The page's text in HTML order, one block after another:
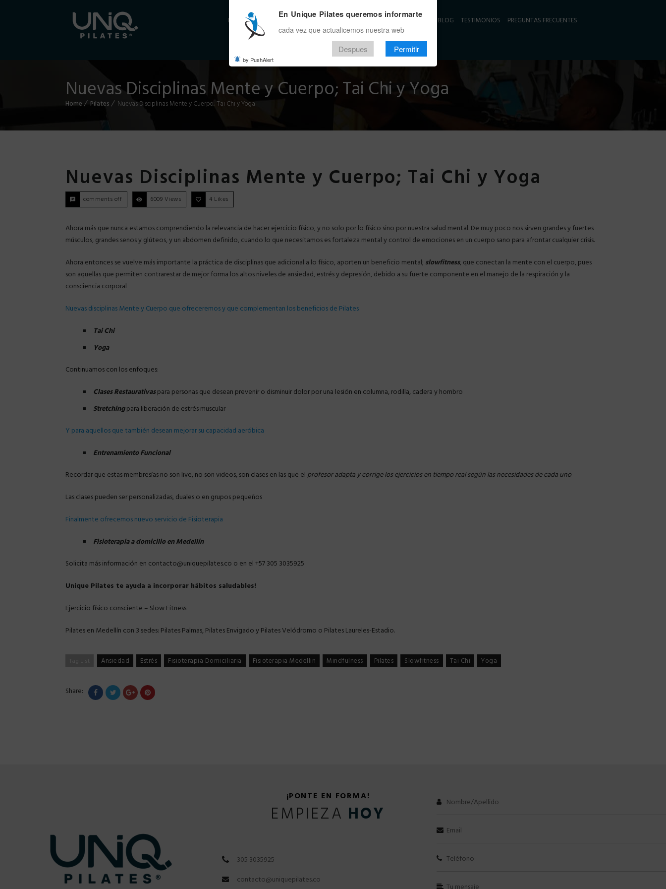
INICIO BENEFICIOS LA EMPRESA SEDES EVENTO ALIADOS APP BLOG TESTIMONIOS PREGUNTAS FRECUENTES
Nuevas Disciplinas Mente y Cuerpo; Tai Chi y Yoga
Home Pilates Nuevas Disciplinas Mente y Cuerpo; Tai Chi y Yoga
Nuevas Disciplinas Mente y Cuerpo; Tai Chi y Yoga
comments off 6009 Views 4 Likes
Ahora más que nunca estamos comprendiendo la relevancia de hacer ejercicio físico, y no solo por lo físico sino por nuestra salud mental. De muy poco nos sirven grandes y fuertes
músculos, grandes senos y glúteos, y un abdomen definido, cuando lo que necesitamos es fortaleza mental y control de emociones en un cuerpo sano para afrontar cualquier crisis.
Ahora entonces se vuelve más importante la práctica de disciplinas que adicional a lo físico, aporten un beneficio mental; slowfitness, que conectan la mente con el cuerpo, pues
son aquellas que permiten contrarestar de mejor forma los altos niveles de ansiedad, estrés y depresión, debido a su fuerte componente en el manejo de la respiración y la
consciencia corporal
Nuevas disciplinas Mente y Cuerpo que ofreceremos y que complementan los beneficios de Pilates
Tai Chi
Yoga
Continuamos con los enfoques:
Clases Restaurativaspara personas que desean prevenir o disminuir dolor por una lesión en columna, rodilla, cadera y hombro
Stretchingpara liberación de estrés muscular
Y para aquellos que también desean mejorar su capacidad aeróbica
Entrenamiento Funcional
Recordar que estas membresías no son live, no son videos, son clases en las que elprofesor adapta y corrige los ejercicios en tiempo real según las necesidades de cada uno
Las clases pueden ser personalizadas, duales o en grupos pequeños
Finalmente ofrecemos nuevo servicio de Fisioterapia
Fisioterapia a domicilio en Medellín
Solicita más información en contacto@uniquepilates.co o en el +57 305 3035925
Unique Pilates te ayuda a incorporar hábitos saludables!
Ejercicio físico consciente – Slow Fitness
Pilates en Medellín con 3 sedes: Pilates Palmas, Pilates Envigado y Pilates Velódromo o Pilates Laureles-Estadio.
Ansiedad Estrés Fisioterapia Domiciliaria Fisioterapia Medellin Mindfulness Pilates Slowfitness Tai Chi Yoga
Share:
¡PONTE EN FORMA!
EMPIEZA HOY
305 3035925
contacto@uniquepilates.co
En Unique Pilates queremos informarte
cada vez que actualicemos nuestra web
Despues Permitir
by PushAlert